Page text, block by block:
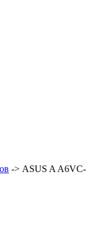
-> ASUS A A6VC-